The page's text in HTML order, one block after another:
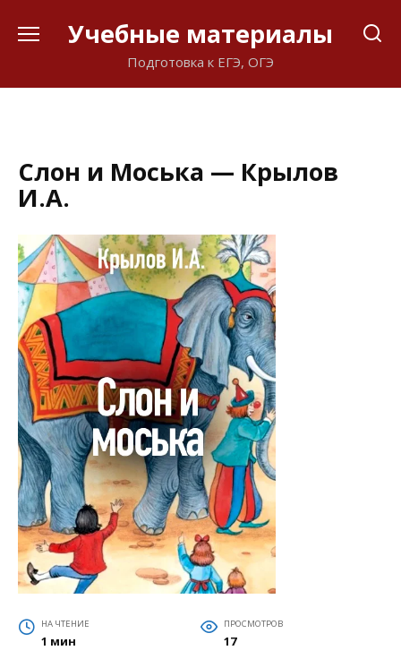
Учебные материалы
Подготовка к ЕГЭ, ОГЭ
Слон и Моська — Крылов
И.А.
НА ЧТЕНИЕ
1 мин
ПРОСМОТРОВ
17